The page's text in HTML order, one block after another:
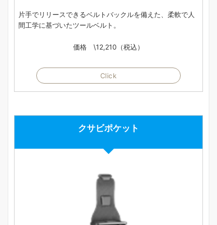
片手でリリースできるベルトバックルを備えた、柔軟で人
間工学に基づいたツールベルト。
価格 \12,210（税込）
Click
クサビポケット